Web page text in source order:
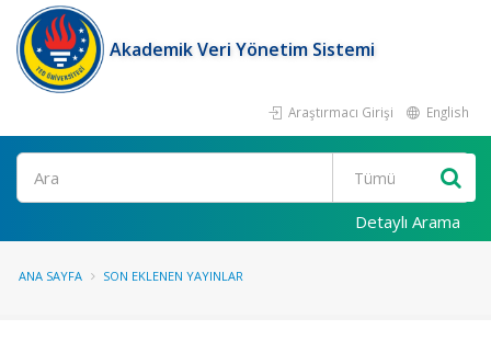
Akademik Veri Yönetim Sistemi
Araştırmacı Girişi English
Ara
Detaylı Arama
ANA SAYFA SON EKLENEN YAYINLAR